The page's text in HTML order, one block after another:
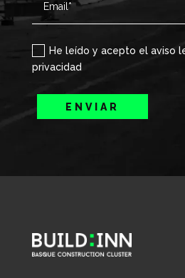
He leído y acepto el aviso
privacidad
ENVIAR